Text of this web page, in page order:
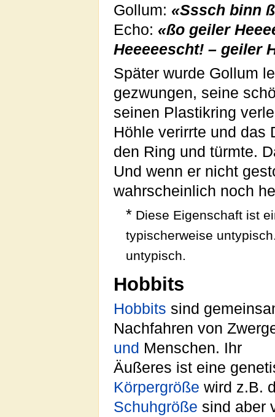
Gollum: «Sssch binn
Echo: «ßo geiler
Heeeeescht! – geiler
Später wurde Gollum
gezwungen, seine
seinen Plastikring
Höhle verirrte und das
den Ring und türmte.
Und wenn er nicht
wahrscheinlich noch
* Diese Eigenschaft ist
typischerweise
untypisch.
Hobbits
Hobbits sind
Nachfahren von
und Menschen. Ihr
Äußeres ist eine
Körpergröße wird z.B.
Schuhgröße sind aber